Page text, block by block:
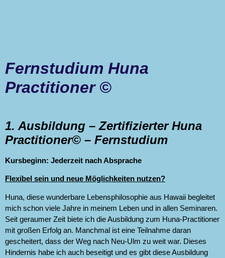
Fernstudium Huna
Practitioner ©
1. Ausbildung – Zertifizierter Huna
Practitioner© – Fernstudium
Kursbeginn: Jederzeit nach Absprache
Flexibel sein und neue Möglichkeiten nutzen?
Huna, diese wunderbare Lebensphilosophie aus Hawaii begleitet
mich schon viele Jahre in meinem Leben und in allen Seminaren.
Seit geraumer Zeit biete ich die Ausbildung zum Huna-Practitioner
mit großen Erfolg an. Manchmal ist eine Teilnahme daran
gescheitert, dass der Weg nach Neu-Ulm zu weit war. Dieses
Hindernis habe ich auch beseitigt und es gibt diese Ausbildung